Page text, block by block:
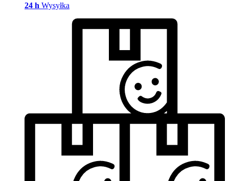
24 h Wysyłka